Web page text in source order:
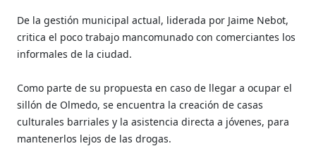
De la gestión municipal actual, liderada por Jaime Nebot,
critica el poco trabajo mancomunado con comerciantes los
informales de la ciudad.
Como parte de su propuesta en caso de llegar a ocupar el
sillón de Olmedo, se encuentra la creación de casas
culturales barriales y la asistencia directa a jóvenes, para
mantenerlos lejos de las drogas.